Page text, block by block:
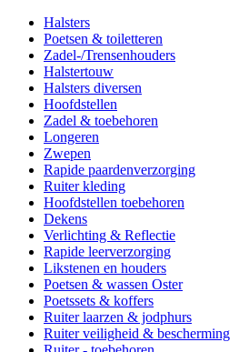
Halsters
Poetsen & toiletteren
Zadel-/Trensenhouders
Halstertouw
Halsters diversen
Hoofdstellen
Zadel & toebehoren
Longeren
Zwepen
Rapide paardenverzorging
Ruiter kleding
Hoofdstellen toebehoren
Dekens
Verlichting & Reflectie
Rapide leerverzorging
Likstenen en houders
Poetsen & wassen Oster
Poetssets & koffers
Ruiter laarzen & jodphurs
Ruiter veiligheid & bescherming